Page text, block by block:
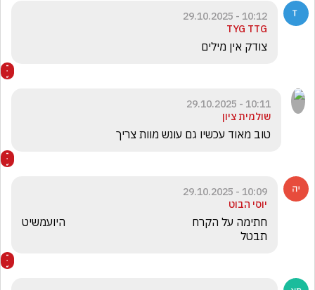
10:12 - 29.10.2025
TYG TTG
צודק אין מילים
10:11 - 29.10.2025
שולמית ציון
טוב מאוד עכשיו גם עונש מוות צריך
10:09 - 29.10.2025
יוסי הבוט
תבטל